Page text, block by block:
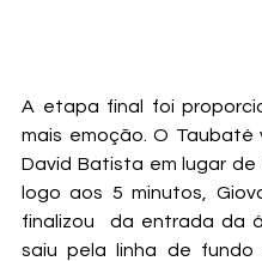
A etapa final foi
mais emoção. O Taubaté
David Batista em lugar de
logo aos 5 minutos,
finalizou  da entrada da
saiu pela linha de fundo